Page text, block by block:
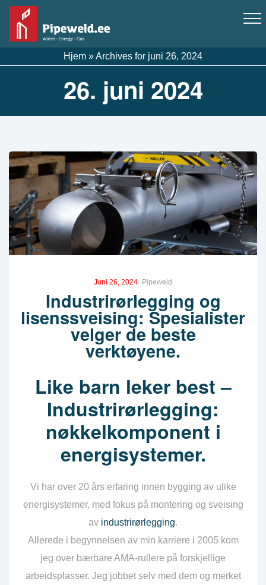
Hjem »Archives for juni 26, 2024
26. juni 2024
Juni 26, 2024 Pipeweld
Industrirørlegging og
lisenssveising: Spesialister
velger de beste
verktøyene.
Like barn leker best –
Industrirørlegging:
nøkkelkomponent i
energisystemer.
Vi har over 20 års erfaring innen bygging av ulike
energisystemer, med fokus på montering og sveising
av industrirørlegging.
Allerede i begynnelsen av min karriere i 2005 kom
jeg over bærbare AMA-rullere på forskjellige
arbeidsplasser. Jeg jobbet selv med dem og merket